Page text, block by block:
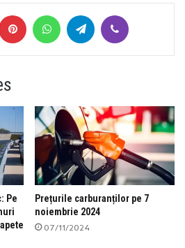
Pinterest WhatsAppTelegram
Pe
Prețurile carburanților pe 7
noiembrie 2024
07/11/2024